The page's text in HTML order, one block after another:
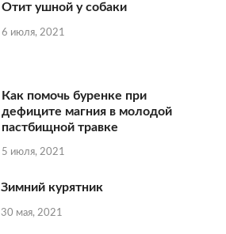
Отит ушной у собаки
6 июля, 2021
Как помочь буренке при
дефиците магния в молодой
пастбищной травке
5 июля, 2021
Зимний курятник
30 мая, 2021